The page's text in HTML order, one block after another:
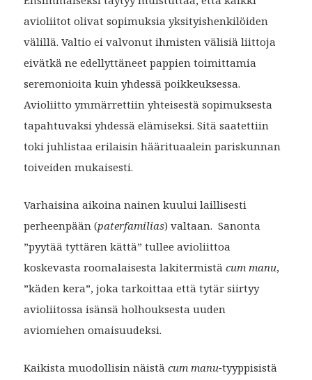
avioliitot olivat sopimuksia yksityishenkilöiden
välillä. Valtio ei valvonut ihmisten välisiä liittoja
eivätkä ne edellyttäneet pappien toimittamia
seremonioita kuin yhdessä poikkeuksessa.
Avioliitto ymmärrettiin yhteisestä sopimuksesta
tapahtuvaksi yhdessä elämiseksi. Sitä saatettiin
toki juhlistaa erilaisin häärituaalein pariskunnan
toiveiden mukaisesti.
Varhaisina aikoina nainen kuului laillisesti
perheenpään (paterfamilias) valtaan. Sanonta
”pyytää tyttären kättä” tullee avioliittoa
koskevasta roomalaisesta lakitermistäcum manu,
”käden kera”, joka tarkoittaa että tytär siirtyy
avioliitossa isänsä holhouksesta uuden
aviomiehen omaisuudeksi.
Kaikista muodollisin näistäcum manu−tyyppisistä